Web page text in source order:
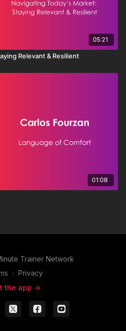
05:21
Relevant & Resilient
01:08
Trainer Network
∙ Privacy
the app ->